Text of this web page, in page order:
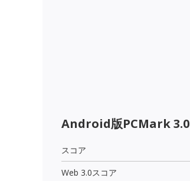
Android版PCMark 3.0
スコア
Web 3.0スコア